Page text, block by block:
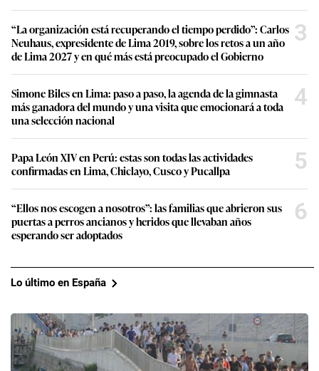
“La organización está recuperando el tiempo perdido”: Carlos
Neuhaus, expresidente de Lima 2019, sobre los retos a un año
de Lima 2027 y en qué más está preocupado el Gobierno
3
Simone Biles en Lima: paso a paso, la agenda de la gimnasta
más ganadora del mundo y una visita que emocionará a toda
una selección nacional
4
Papa León XIV en Perú: estas son todas las actividades
confirmadas en Lima, Chiclayo, Cusco y Pucallpa
5
“Ellos nos escogen a nosotros”: las familias que abrieron sus
puertas a perros ancianos y heridos que llevaban años
esperando ser adoptados
6
Lo último en España